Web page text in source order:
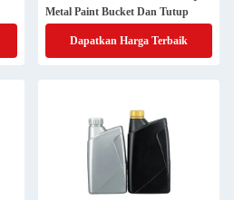
Metal Paint Bucket Dan Tutup
Dapatkan Harga Terbaik